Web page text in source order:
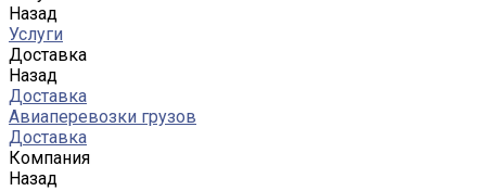
Назад
Услуги
Доставка
Назад
Доставка
Авиаперевозки грузов
Доставка
Компания
Назад